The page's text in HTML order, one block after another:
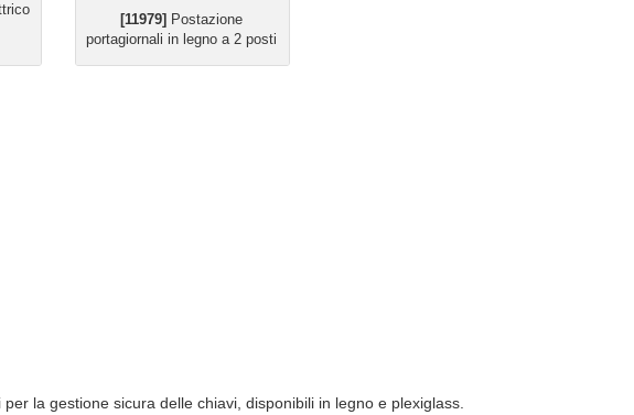
[11979] Postazione
portagiornali in legno a 2 posti
la gestione sicura delle chiavi, disponibili in legno e plexiglass.